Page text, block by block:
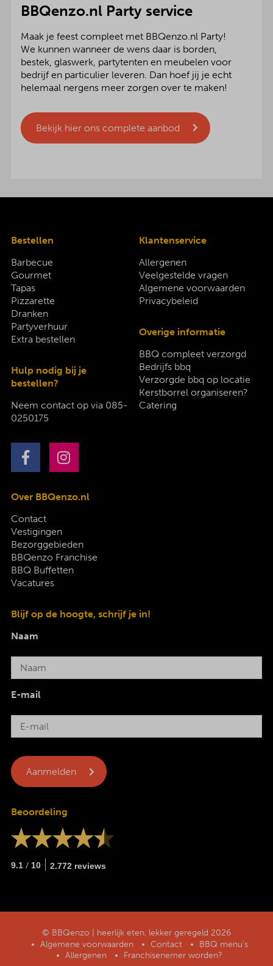
BBQenzo.nl Party service
Maak je feest compleet met BBQenzo.nl Party!
We kunnen wanneer de wens daar is borden,
bestek, glaswerk, partytenten en meubelen voor
bedrijf en particulier leveren. Dan hoef jij je echt
helemaal nergens meer zorgen over te maken!
Bekijk hier ons complete aanbod
Bestellen
Barbecue
Gourmet
Tapas
Pizzarette
Dranken
Partyverhuur
Extra bestellen
Hulp nodig bij je
bestellen?
Neem contact op via 085-
0250175
Klantenservice
Allergenen
Veelgestelde vragen
Algemene voorwaarden
Privacybeleid
Overige informatie
BBQ compleet verzorgd
Bedrijfs bbq
Verzorgde bbq op locatie
Kerstborrel organiseren?
Catering
Over BBQenzo.nl
Contact
Vestigingen
Bezorggebieden
BBQenzo Franchise
BBQ Buffetten
Vacatures
Blijf op de hoogte, schrijf je in!
Naam
E-mail
Beoordeling
9.1 / 10 2.772 reviews
© BBQenzo | heerlijk eten, lekker geregeld 2026
Algemene voorwaarden
Contact
BBQ menu’s
Allergenen
Franchisenemer worden?